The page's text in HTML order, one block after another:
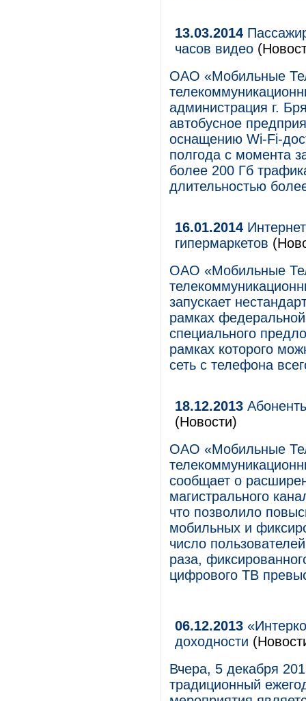
13.03.2014
часов видео
ОАО «Мобильные
администрация г.
автобусное
оснащению Wi-Fi-
полгода с момента
более 200 Гб
длительностью
16.01.2014
гипермаркетов
ОАО «Мобильные
запускает
рамках
специального
рамках которого
сеть с телефона
18.12.2013
(Новости)
ОАО «Мобильные
сообщает о
магистрального
что позволило
мобильных и
число
раза,
цифрового ТВ
06.12.2013
доходности
Вчера, 5 декабря
традиционный